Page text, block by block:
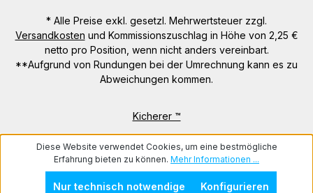
* Alle Preise exkl. gesetzl. Mehrwertsteuer zzgl.
Versandkosten und Kommissionszuschlag in Höhe von 2,25 €
netto pro Position, wenn nicht anders vereinbart.
**Aufgrund von Rundungen bei der Umrechnung kann es zu
Abweichungen kommen.
Kicherer ™
Diese Website verwendet Cookies, um eine bestmögliche
Erfahrung bieten zu können. Mehr Informationen ...
Nur technisch notwendige Konfigurieren